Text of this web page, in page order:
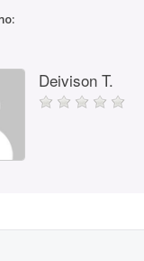
Deivison T.